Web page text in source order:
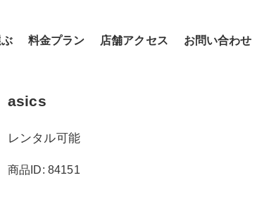
料金プラン 店舗アクセス お問い合わせ
asics
レンタル可能
商品ID: 84151